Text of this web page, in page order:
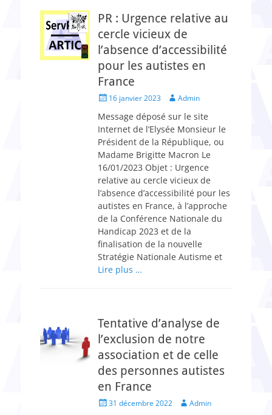
PR : Urgence relative au
cercle vicieux de
l’absence d’accessibilité
pour les autistes en
France
Posted16 janvier 2023 Author
Admin
Message déposé sur le site
Internet de l’Elysée Monsieur le
Président de la République, ou
Madame Brigitte Macron Le
16/01/2023 Objet : Urgence
relative au cercle vicieux de
l’absence d’accessibilité pour les
autistes en France, à l’approche
de la Conférence Nationale du
Handicap 2023 et de la
finalisation de la nouvelle
Stratégie Nationale Autisme et
Lire plus …
Tentative d’analyse de
l’exclusion de notre
association et de celle
des personnes autistes
en France
Posted31 décembre 2022 Author
Admin